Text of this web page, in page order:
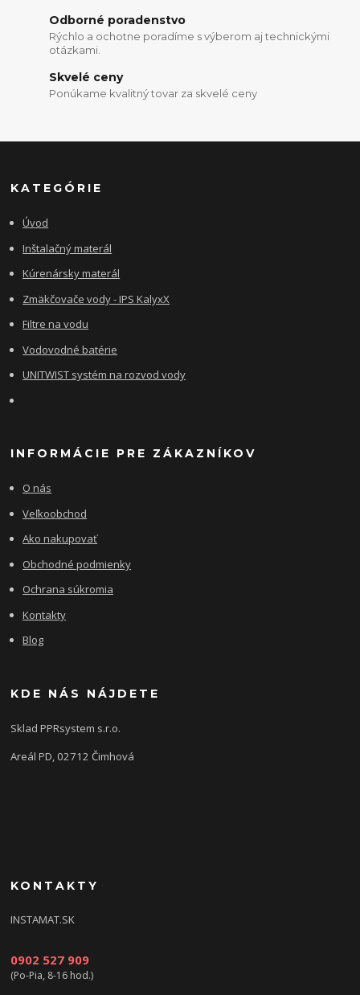
Odborné poradenstvo
Rýchlo a ochotne poradíme s výberom aj technickými
otázkami.
Skvelé ceny
Ponúkame kvalitný tovar za skvelé ceny
KATEGÓRIE
Úvod
Inštalačný materál
Kúrenársky materál
Zmäkčovače vody - IPS KalyxX
Filtre na vodu
Vodovodné batérie
UNITWIST systém na rozvod vody
INFORMÁCIE PRE ZÁKAZNÍKOV
O nás
Veľkoobchod
Ako nakupovať
Obchodné podmienky
Ochrana súkromia
Kontakty
Blog
KDE NÁS NÁJDETE
Sklad PPRsystem s.r.o.
Areál PD, 02712 Čimhová
KONTAKTY
INSTAMAT.SK
0902 527 909
(Po-Pia, 8-16 hod.)